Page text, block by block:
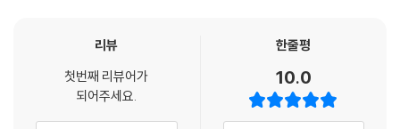
리뷰
첫번째 리뷰어가
되어주세요.
한줄평
10.0